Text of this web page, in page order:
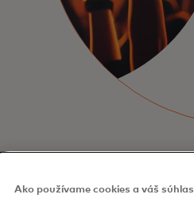
Ako používame cookies a váš súhlas